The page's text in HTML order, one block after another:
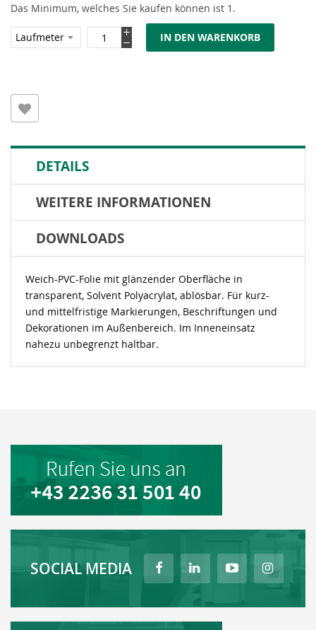
Das Minimum, welches Sie kaufen können ist 1.
IN DEN WARENKORB
DETAILS
WEITERE INFORMATIONEN
DOWNLOADS
Weich-PVC-Folie mit glänzender Oberfläche in
transparent, Solvent Polyacrylat, ablösbar. Für kurz-
und mittelfristige Markierungen, Beschriftungen und
Dekorationen im Außenbereich. Im Inneneinsatz
nahezu unbegrenzt haltbar.
SOCIAL MEDIA